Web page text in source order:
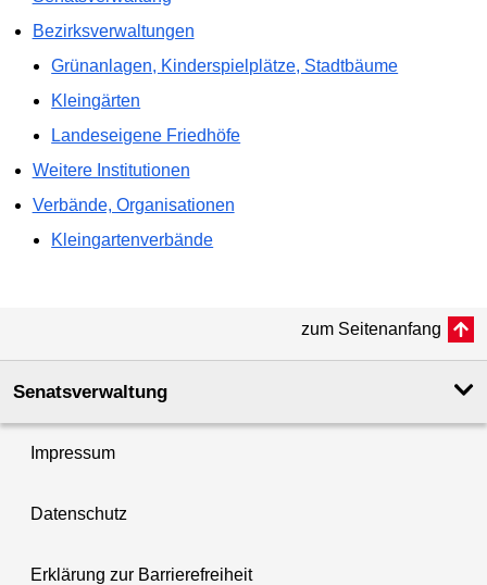
Bezirks­verwaltungen
Grünanlagen, Kinderspielplätze, Stadtbäume
Kleingärten
Landeseigene Friedhöfe
Weitere Institutionen
Verbände, Organisationen
Kleingartenverbände
zum Seitenanfang
Senatsverwaltung
Impressum
Datenschutz
Erklärung zur Barrierefreiheit